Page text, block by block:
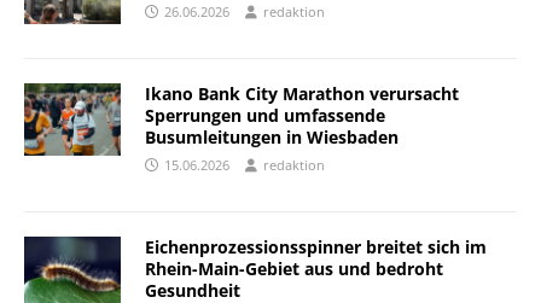
26.06.2026 redaktion
Ikano Bank City Marathon verursacht
Sperrungen und umfassende
Busumleitungen in Wiesbaden
15.06.2026 redaktion
Eichenprozessionsspinner breitet sich im
Rhein-Main-Gebiet aus und bedroht
Gesundheit